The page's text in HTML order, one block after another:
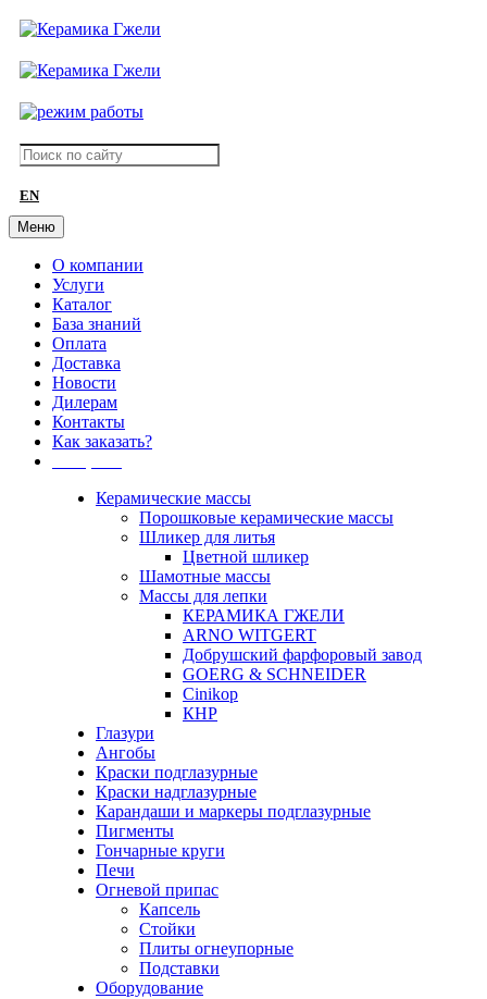
EN
Меню
О компании
Услуги
Каталог
База знаний
Оплата
Доставка
Новости
Дилерам
Контакты
Как заказать?
Керамические массы
Порошковые керамические массы
Шликер для литья
Цветной шликер
Шамотные массы
Массы для лепки
КЕРАМИКА ГЖЕЛИ
ARNO WITGERT
Добрушский фарфоровый завод
GOERG & SCHNEIDER
Cinikop
КНР
Глазури
Ангобы
Краски подглазурные
Краски надглазурные
Карандаши и маркеры подглазурные
Пигменты
Гончарные круги
Печи
Огневой припас
Капсель
Стойки
Плиты огнеупорные
Подставки
Оборудование